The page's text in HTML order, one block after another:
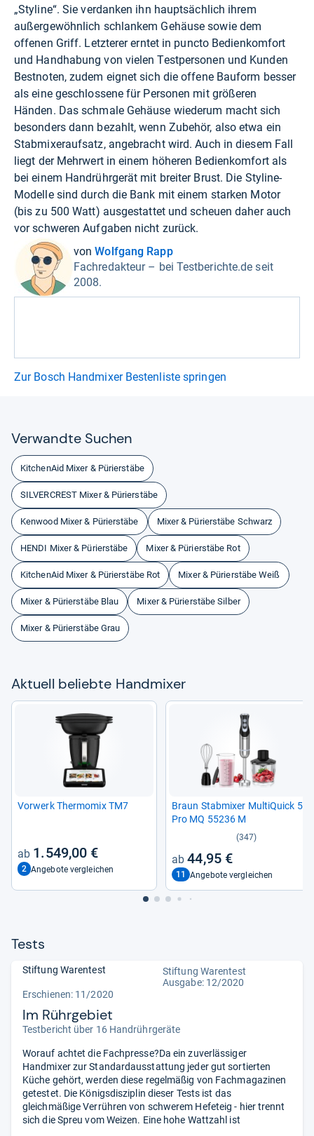
„Styline“. Sie verdanken ihn hauptsächlich ihrem
außergewöhnlich schlankem Gehäuse sowie dem
offenen Griff. Letzterer erntet in puncto Bedienkomfort
und Handhabung von vielen Testpersonen und Kunden
Bestnoten, zudem eignet sich die offene Bauform besser
als eine geschlossene für Personen mit größeren
Händen. Das schmale Gehäuse wiederum macht sich
besonders dann bezahlt, wenn Zubehör, also etwa ein
Stabmixeraufsatz, angebracht wird. Auch in diesem Fall
liegt der Mehrwert in einem höheren Bedienkomfort als
bei einem Handrührgerät mit breiter Brust. Die Styline-
Modelle sind durch die Bank mit einem starken Motor
(bis zu 500 Watt) ausgestattet und scheuen daher auch
vor schweren Aufgaben nicht zurück.
vonWolfgang Rapp
Fachredakteur – bei Testberichte.de seit
2008.
Zur Bosch Handmixer Bestenliste springen
Ver­wandte Suchen
KitchenAid Mixer & Pürierstäbe
SILVERCREST Mixer & Pürierstäbe
Kenwood Mixer & Pürierstäbe Mixer & Pürierstäbe Schwarz
HENDI Mixer & Pürierstäbe Mixer & Pürierstäbe Rot
KitchenAid Mixer & Pürierstäbe Rot Mixer & Pürierstäbe Weiß
Mixer & Pürierstäbe Blau Mixer & Pürierstäbe Silber
Mixer & Pürierstäbe Grau
Aktu­ell beliebte Hand­mi­xer
Vor­werk Ther­mo­mix TM7
1.549,00 €
2 Angebote vergleichen
Braun Stab­mi­xer Mul­ti­Quick 5
Pro MQ 55236 M
(347)
44,95 €
11 Angebote vergleichen
Tests
Stiftung Warentest
Stiftung Warentest
Ausgabe: 12/2020
Erschienen: 11/2020
Im Rührgebiet
Testbericht über 16 Handrührgeräte
Worauf achtet die Fachpresse?Da ein zuverlässiger
Handmixer zur Standardausstattung jeder gut sortierten
Küche gehört, werden diese regelmäßig von Fachmagazinen
getestet. Die Königsdisziplin dieser Tests ist das
gleichmäßige Verrühren von schwerem Hefeteig - hier trennt
sich die Spreu vom Weizen. Eine hohe Wattzahl ist